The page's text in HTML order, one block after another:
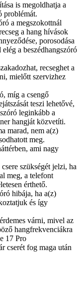
is megoldhatja a
problémát.
a megszokottnál
a hang hívások
porosodása
a beszédhangszóró
recseghet a
mielőtt szervizhez
míg a csengő
teszi lehetővé,
leginkább a
hangját közvetíti.
marad, nem a(z)
meg.
ami nagy
szükségét jelzi, ha
meg, a telefont
érthető.
hibája, ha a(z)
és így
várni, mivel az
hangfrekvenciákra
17 Pro
cserét fog maga után